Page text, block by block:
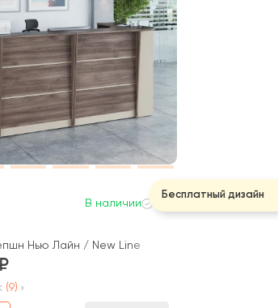
В наличии
Нью Лайн / New Line
(9)
Бесплатный дизайн